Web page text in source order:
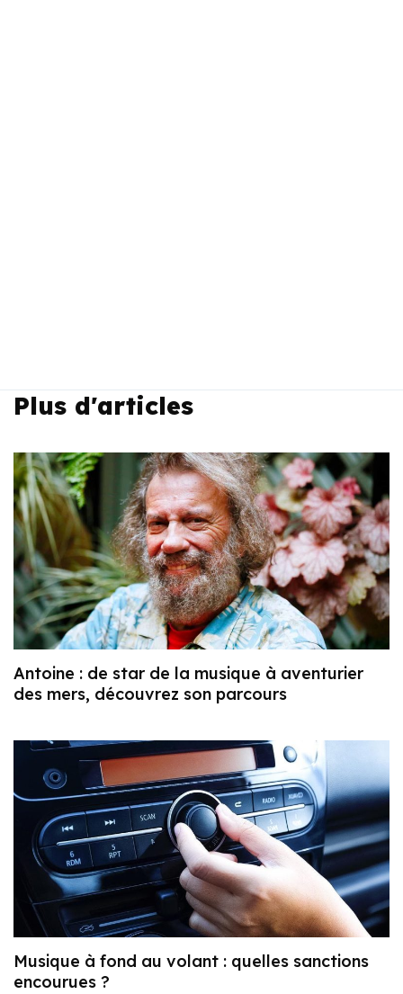
Plus d'articles
Antoine : de star de la musique à aventurier
des mers, découvrez son parcours
Musique à fond au volant : quelles sanctions
encourues ?